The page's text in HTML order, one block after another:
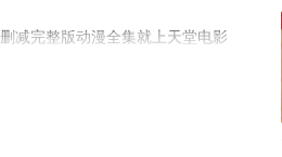
减完整版动漫全集就上天堂电影